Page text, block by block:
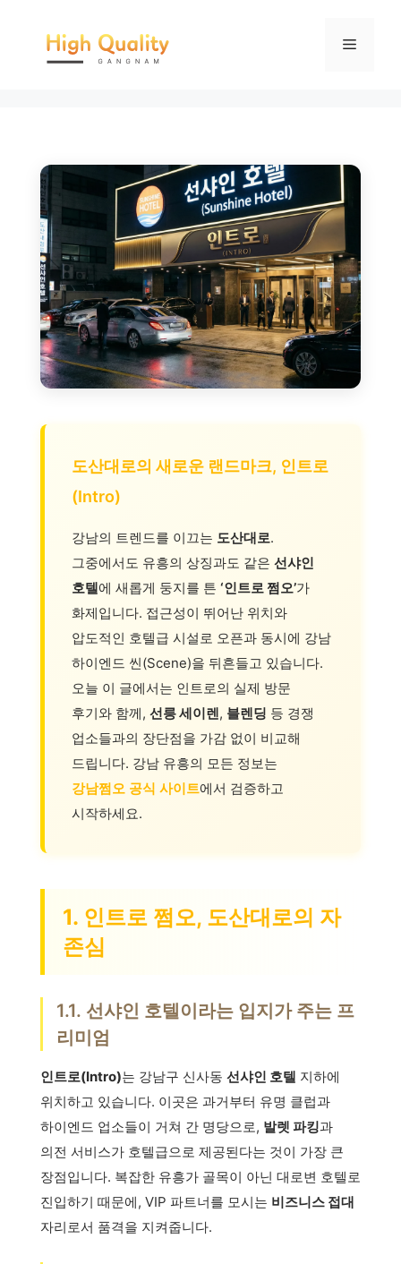
메
도산대로의 새로운 랜드마크, 인트로
(Intro)
강남의 트렌드를 이끄는 도산대로.
그중에서도 유흥의 상징과도 같은 선샤인
호텔에 새롭게 둥지를 튼 ‘인트로 쩜오’가
화제입니다. 접근성이 뛰어난 위치와
압도적인 호텔급 시설로 오픈과 동시에 강남
하이엔드 씬(Scene)을 뒤흔들고 있습니다.
오늘 이 글에서는 인트로의 실제 방문
후기와 함께, 선릉 세이렌, 블렌딩 등 경쟁
업소들과의 장단점을 가감 없이 비교해
드립니다. 강남 유흥의 모든 정보는
강남쩜오 공식 사이트에서 검증하고
시작하세요.
1. 인트로 쩜오, 도산대로의 자
존심
1.1. 선샤인 호텔이라는 입지가 주는 프
리미엄
인트로(Intro)는 강남구 신사동 선샤인 호텔 지하에
위치하고 있습니다. 이곳은 과거부터 유명 클럽과
하이엔드 업소들이 거쳐 간 명당으로, 발렛 파킹과
의전 서비스가 호텔급으로 제공된다는 것이 가장 큰
장점입니다. 복잡한 유흥가 골목이 아닌 대로변 호텔로
진입하기 때문에, VIP 파트너를 모시는 비즈니스 접대
자리로서 품격을 지켜줍니다.